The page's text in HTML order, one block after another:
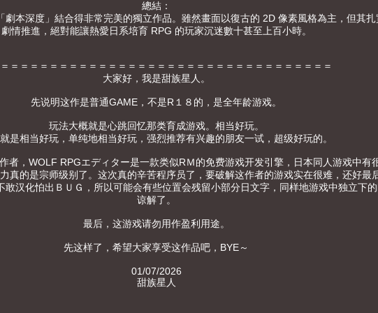
總結：
本深度」結合得非常完美的獨立作品。雖然畫面以復古的 2D 像素風格為主，但其
劇情推進，絕對能讓熱愛日系培育 RPG 的玩家沉迷數十甚至上百小時。
＝＝＝＝＝＝＝＝＝＝＝＝＝＝＝＝＝＝＝＝＝＝＝＝＝＝＝＝＝＝＝＝＝
大家好，我是甜族星人。
先说明这作是普通GAME，不是R１８的，是全年龄游戏。
玩法大概就是心跳回忆那类育成游戏。相当好玩。
是相当好玩，单纯地相当好玩，强烈推荐有兴趣的朋友一试，超级好玩的。
者，WOLF RPGエディター是一款类似RＭ的免费游戏开发引擎，日本同人游戏中有
真的是宗师级别了。这次真的辛苦程序员了，要破解这作者的游戏实在很难，还好最
汉化怕出ＢＵＧ，所以可能会有些位置会残留小部分日文字，同样地游戏中独立下
谅解了。
最后，这游戏请勿用作盈利用途。
先这样了，希望大家享受这作品吧，BYE～
01/07/2026
甜族星人